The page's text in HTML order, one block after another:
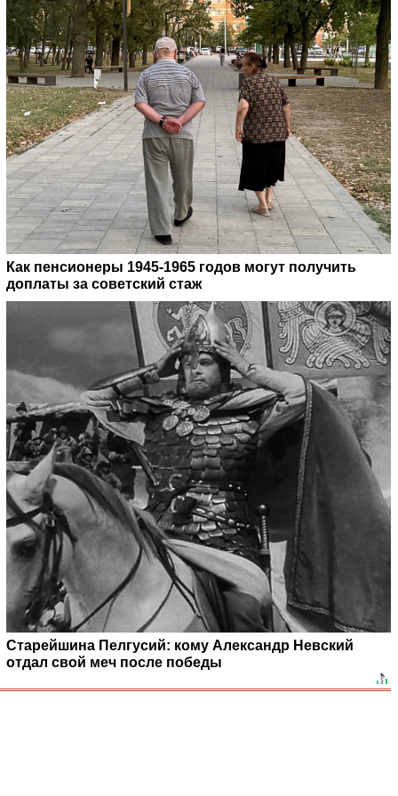
Как пенсионеры 1945-1965 годов могут получить
доплаты за советский стаж
Старейшина Пелгусий: кому Александр Невский
отдал свой меч после победы